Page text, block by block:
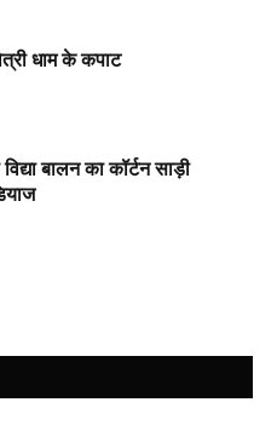
धाम के कपाट
बालन का कॉर्टन साड़ी